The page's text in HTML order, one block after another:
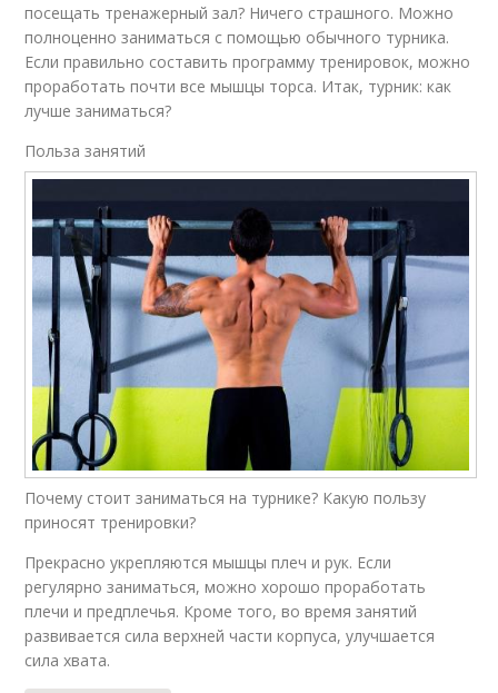
посещать тренажерный зал? Ничего страшного. Можно
полноценно заниматься с помощью обычного турника.
Если правильно составить программу тренировок, можно
проработать почти все мышцы торса. Итак, турник: как
лучше заниматься?
Польза занятий
Почему стоит заниматься на турнике? Какую пользу
приносят тренировки?
Прекрасно укрепляются мышцы плеч и рук. Если
регулярно заниматься, можно хорошо проработать
плечи и предплечья. Кроме того, во время занятий
развивается сила верхней части корпуса, улучшается
сила хвата.